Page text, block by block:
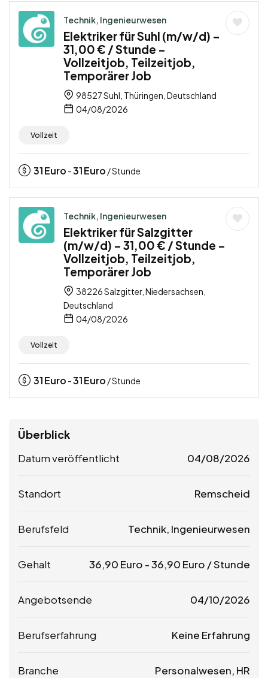
Technik, Ingenieurwesen
Elektriker für Suhl (m/w/d) –
31,00 € / Stunde –
Vollzeitjob, Teilzeitjob,
Temporärer Job
98527 Suhl, Thüringen, Deutschland
04/08/2026
Vollzeit
31Euro -31Euro / Stunde
Technik, Ingenieurwesen
Elektriker für Salzgitter
(m/w/d) – 31,00 € / Stunde –
Vollzeitjob, Teilzeitjob,
Temporärer Job
38226 Salzgitter, Niedersachsen,
Deutschland
04/08/2026
Vollzeit
31Euro -31Euro / Stunde
Überblick
Datum veröffentlicht 04/08/2026
Standort Remscheid
Berufsfeld Technik, Ingenieurwesen
Gehalt 36,90 Euro -36,90 Euro / Stunde
Angebotsende 04/10/2026
Berufserfahrung Keine Erfahrung
Branche Personalwesen, HR